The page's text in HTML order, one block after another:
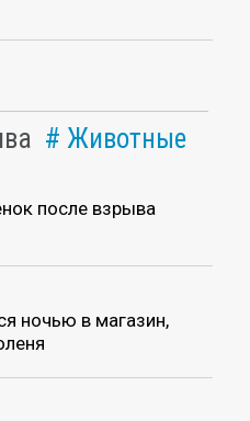
Животные
после взрыва
ночью в магазин,